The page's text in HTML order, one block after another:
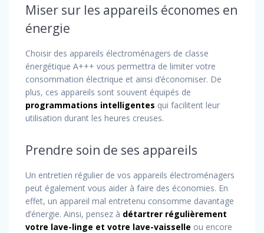
Miser sur les appareils économes en
énergie
Choisir des appareils électroménagers de classe
énergétique A+++ vous permettra de limiter votre
consommation électrique et ainsi d’économiser. De
plus, ces appareils sont souvent équipés de
programmations intelligentes qui facilitent leur
utilisation durant les heures creuses.
Prendre soin de ses appareils
Un entretien régulier de vos appareils électroménagers
peut également vous aider à faire des économies. En
effet, un appareil mal entretenu consomme davantage
d’énergie. Ainsi, pensez à détartrer régulièrement
votre lave-linge et votre lave-vaisselle ou encore